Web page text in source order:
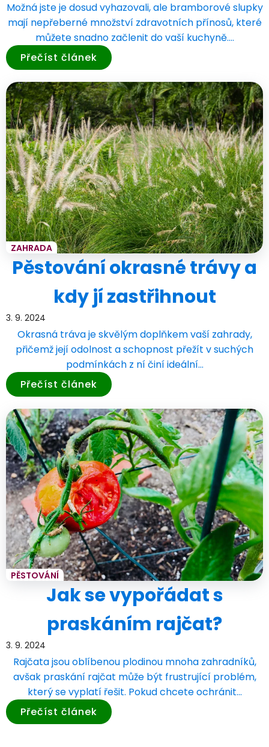
Možná jste je dosud vyhazovali, ale bramborové slupky
mají nepřeberné množství zdravotních přínosů, které
můžete snadno začlenit do vaší kuchyně.…
Přečíst článek
ZAHRADA
Pěstování okrasné trávy a
kdy jí zastřihnout
3. 9. 2024
Okrasná tráva je skvělým doplňkem vaší zahrady,
přičemž její odolnost a schopnost přežít v suchých
podmínkách z ní činí ideální…
Přečíst článek
PĚSTOVÁNÍ
Jak se vypořádat s
praskáním rajčat?
3. 9. 2024
Rajčata jsou oblíbenou plodinou mnoha zahradníků,
avšak praskání rajčat může být frustrující problém,
který se vyplatí řešit. Pokud chcete ochránit…
Přečíst článek